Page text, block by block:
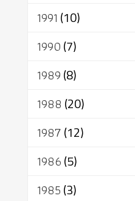
1991 (10)
1990(7)
1989(8)
1988 (20)
1987(12)
1986(5)
1985(3)